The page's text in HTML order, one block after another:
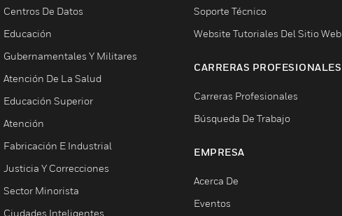
Centros De Datos
Educación
Gubernamentales Y Militares
Atención De La Salud
Educación Superior
Atención
Fabricación E Industrial
Justicia Y Correcciones
Sector Minorista
Ciudades Inteligentes
Soporte Técnico
Website Tutoriales Del Sitio Web
CARRERAS PROFESIONALES
Carreras Profesionales
Búsqueda De Trabajo
EMPRESA
Acerca De
Eventos